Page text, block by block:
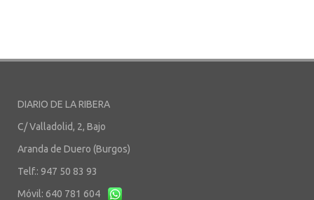
DIARIO DE LA RIBERA
C/ Valladolid, 2, Bajo
Aranda de Duero (Burgos)
Telf.: 947 50 83 93
Móvil: 640 781 604